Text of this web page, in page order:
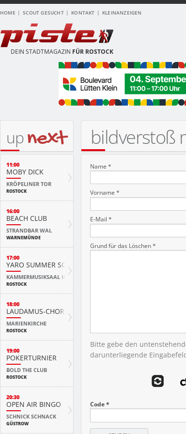
HOME SCOUT GESUCHT KONTAKT KLEINANZEIGEN
DEIN STADTMAGAZIN FÜR ROSTOCK
bildverstoß
Name *
Vorname *
E-Mail *
Grund für das Löschen *
Bitte gebe den
darunterliegende
Code *
upnext
11:00
MOBY DICK
KRÖPELINER TOR
ROSTOCK
16:00
BEACH CLUB
STRANDBAR WAL
WARNEMÜNDE
17:00
YARO SUMMER SCHOOL KURSKONZERT
KAMMERMUSIKSAAL HMT
ROSTOCK
18:00
LAUDAMUS-CHOR
MARIENKIRCHE
ROSTOCK
19:00
POKERTURNIER
BOLD THE CLUB
ROSTOCK
20:30
OPEN AIR BINGO
SCHNICK SCHNACK
GÜSTROW